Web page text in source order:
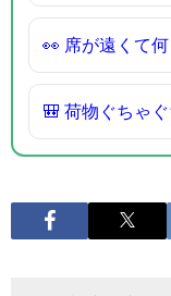
👀 席が遠くて
🎒 荷物ぐちゃ